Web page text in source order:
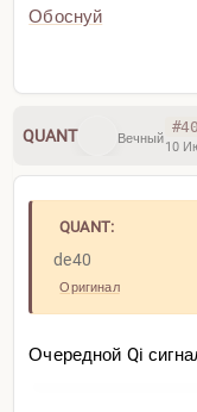
Обоснуй
QUANT Вечный10
QUANT:
de40
Оригинал
Очередной Qi